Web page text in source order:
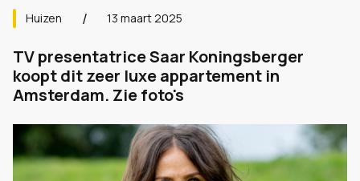
Huizen 13 maart 2025
TV presentatrice Saar Koningsberger
koopt dit zeer luxe appartement in
Amsterdam. Zie foto's